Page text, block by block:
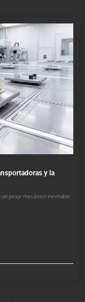
y la
peaje mecánico inevitable: